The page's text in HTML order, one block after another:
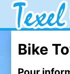
Bike